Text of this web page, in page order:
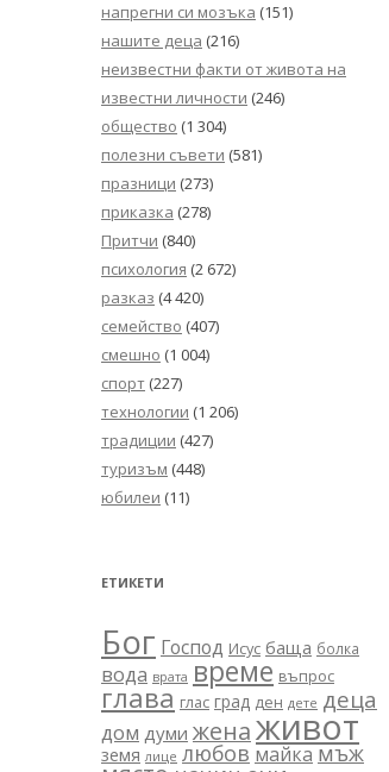
напрегни си мозъка (151)
нашите деца (216)
неизвестни факти от живота на
известни личности (246)
общество (1 304)
полезни съвети (581)
празници (273)
приказка (278)
Притчи (840)
психология (2 672)
разказ (4 420)
семейство (407)
смешно (1 004)
спорт (227)
технологии (1 206)
традиции (427)
туризъм (448)
юбилеи (11)
ЕТИКЕТИ
Бог Господ Исус баща болка
вода врата време въпрос
глава глас град ден дете деца
дом думи женаживот
земя лице любов майка мъж